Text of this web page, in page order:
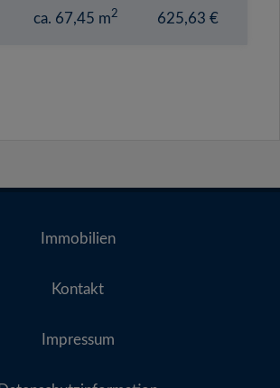
ca. 67,45 m2
625,63 €
Immobilien
Kontakt
Impressum